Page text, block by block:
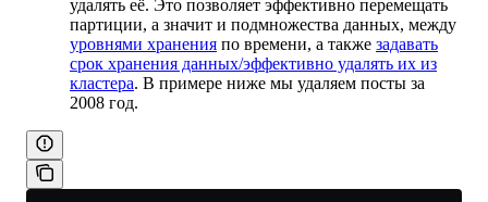
удалять её. Это позволяет эффективно перемещать
партиции, а значит и подмножества данных, между
уровнями хранения по времени, а также задавать
срок хранения данных/эффективно удалять их из
кластера. В примере ниже мы удаляем посты за
2008 год.